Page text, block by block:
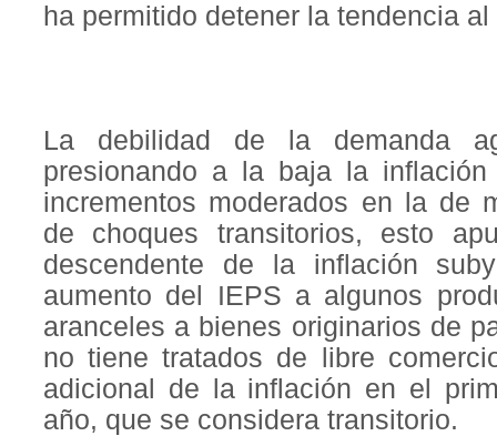
ha permitido detener la tendencia
La debilidad de la demanda
presionando a la baja la
incrementos moderados en la de
de choques transitorios, esto
descendente de la inflación
aumento del IEPS a algunos
aranceles a bienes originarios de
no tiene tratados de libre
adicional de la inflación en el
año, que se considera transitorio.